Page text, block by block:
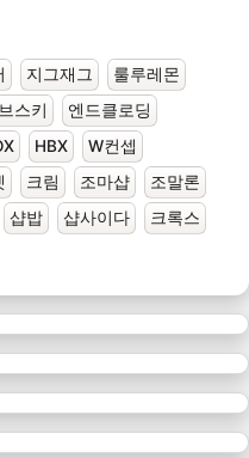
지그재그
룰루레몬
스키
엔드클로딩
HBX
W컨셉
크림 조마샵
조말론
샵밥 샵사이다
크록스